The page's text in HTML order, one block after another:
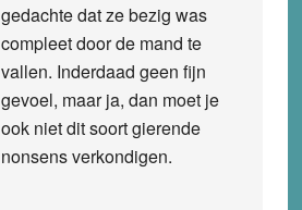
gedachte dat ze bezig was
compleet door de mand te
vallen. Inderdaad geen fijn
gevoel, maar ja, dan moet je
ook niet dit soort gierende
nonsens verkondigen.